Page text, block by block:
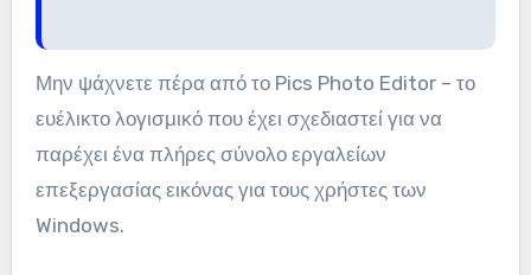
Μην ψάχνετε πέρα από το Pics Photo Editor – το
ευέλικτο λογισμικό που έχει σχεδιαστεί για να
παρέχει ένα πλήρες σύνολο εργαλείων
επεξεργασίας εικόνας για τους χρήστες των
Windows.